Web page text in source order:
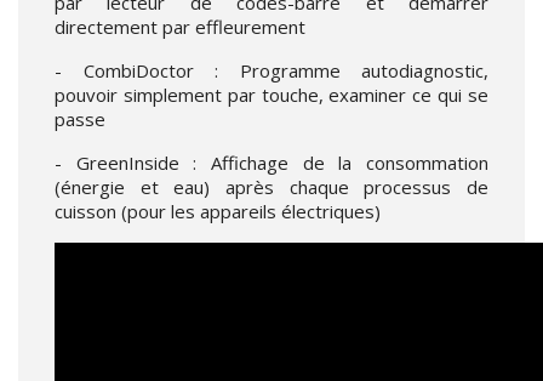
directement par effleurement
- CombiDoctor : Programme autodiagnostic,
pouvoir simplement par touche, examiner ce qui se
passe
- GreenInside : Affichage de la consommation
(énergie et eau) après chaque processus de
cuisson (pour les appareils électriques)